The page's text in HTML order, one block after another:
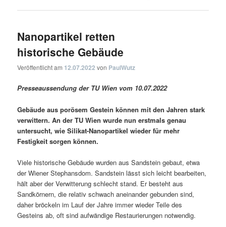
Nanopartikel retten
historische Gebäude
Veröffentlicht am 12.07.2022 von PaulWutz
Presseaussendung der TU Wien vom 10.07.2022
Gebäude aus porösem Gestein können mit den Jahren stark
verwittern. An der TU Wien wurde nun erstmals genau
untersucht, wie Silikat-Nanopartikel wieder für mehr
Festigkeit sorgen können.
Viele historische Gebäude wurden aus Sandstein gebaut, etwa
der Wiener Stephansdom. Sandstein lässt sich leicht bearbeiten,
hält aber der Verwitterung schlecht stand. Er besteht aus
Sandkörnern, die relativ schwach aneinander gebunden sind,
daher bröckeln im Lauf der Jahre immer wieder Teile des
Gesteins ab, oft sind aufwändige Restaurierungen notwendig.